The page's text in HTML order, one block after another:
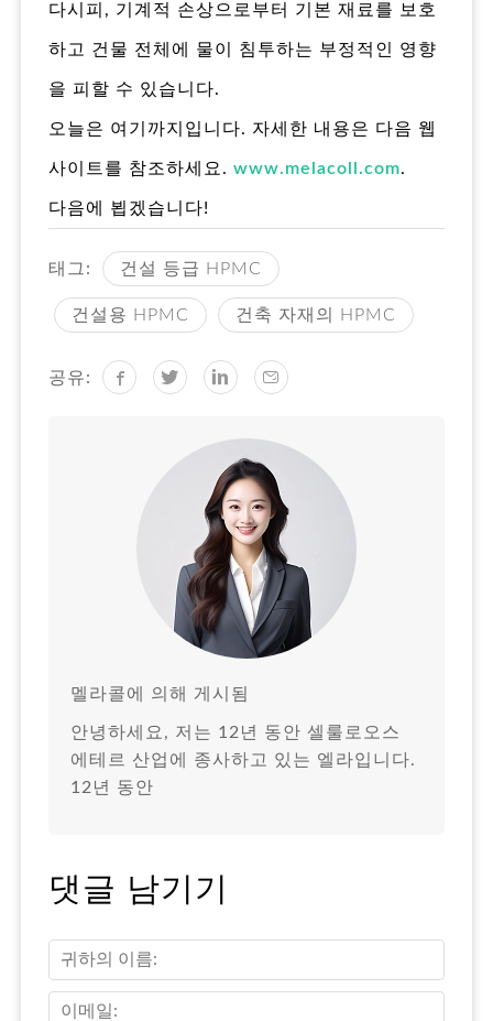
다시피, 기계적 손상으로부터 기본 재료를 보호
하고 건물 전체에 물이 침투하는 부정적인 영향
을 피할 수 있습니다.
오늘은 여기까지입니다. 자세한 내용은 다음 웹
사이트를 참조하세요. www.melacoll.com.
다음에 뵙겠습니다!
태그: 건설 등급 HPMC
건설용 HPMC 건축 자재의 HPMC
공유:
멜라콜에 의해 게시됨
안녕하세요, 저는 12년 동안 셀룰로오스
에테르 산업에 종사하고 있는 엘라입니다.
12년 동안
댓글 남기기